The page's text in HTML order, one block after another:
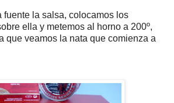
fuente la salsa, colocamos los
ella y metemos al horno a 200º,
que veamos la nata que comienza a